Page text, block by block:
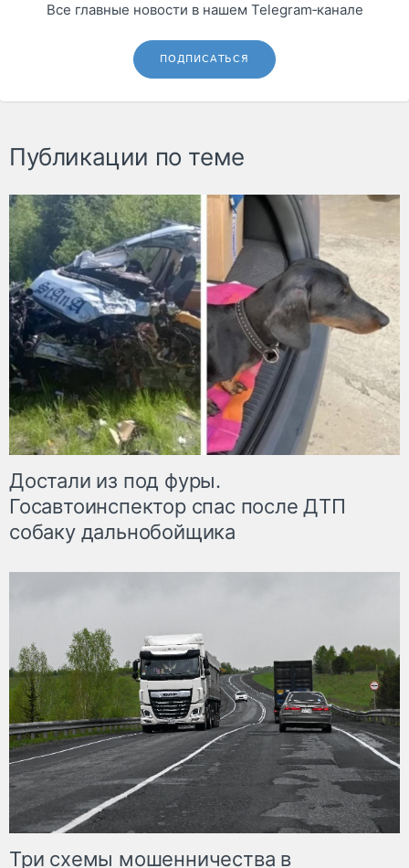
Все главные новости в нашем Telegram‑канале
ПОДПИСАТЬСЯ
Публикации по теме
Достали из под фуры.
Госавтоинспектор спас после ДТП
собаку дальнобойщика
Три схемы мошенничества в